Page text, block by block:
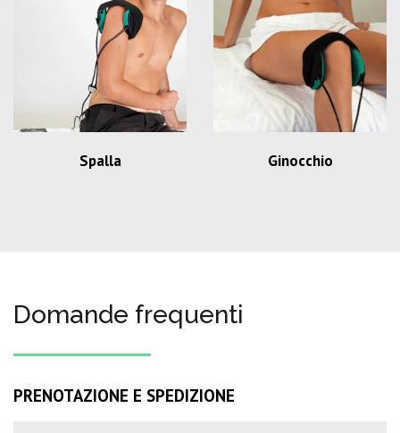
Spalla Ginocchio
Domande frequenti
PRENOTAZIONE E SPEDIZIONE